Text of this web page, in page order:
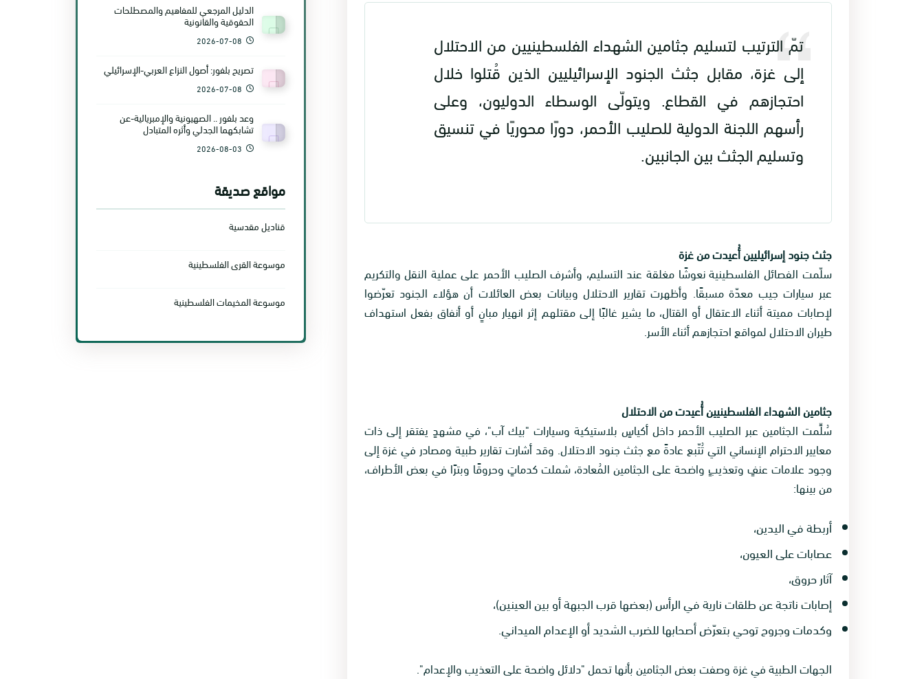
تمّ الترتيب لتسليم جثامين الشهداء الفلسطينيين من الاحتلال
إلى غزة، مقابل جثث الجنود الإسرائيليين الذين قُتلوا خلال
احتجازهم في القطاع. ويتولّى الوسطاء الدوليون، وعلى
رأسهم اللجنة الدولية للصليب الأحمر، دورًا محوريًا في تنسيق
وتسليم الجثث بين الجانبين.
جثث جنود إسرائيليين أُعيدت من غزة
سلّمت الفصائل الفلسطينية نعوشًا مغلقة عند التسليم، وأشرف الصليب الأحمر على عملية النقل والتكريم
عبر سيارات جيب معدّة مسبقًا. وأظهرت تقارير الاحتلال وبيانات بعض العائلات أن هؤلاء الجنود تعرّضوا
لإصابات مميتة أثناء الاعتقال أو القتال، ما يشير غالبًا إلى مقتلهم إثر انهيار مبانٍ أو أنفاق بفعل استهداف
طيران الاحتلال لمواقع احتجازهم أثناء الأسر.
جثامين الشهداء الفلسطينيين أُعيدت من الاحتلال
سُلِّمت الجثامين عبر الصليب الأحمر داخل أكياسٍ بلاستيكية وسيارات "بيك آب"، في مشهدٍ يفتقر إلى ذات
معايير الاحترام الإنساني التي تُتّبع عادةً مع جثث جنود الاحتلال. وقد أشارت تقارير طبية ومصادر في غزة إلى
وجود علامات عنفٍ وتعذيبٍ واضحة على الجثامين المُعادة، شملت كدماتٍ وحروقًا وبترًا في بعض الأطراف،
من بينها:
أربطة في اليدين،
عصابات على العيون،
آثار حروق،
إصابات ناتجة عن طلقات نارية في الرأس (بعضها قرب الجبهة أو بين العينين)،
وكدمات وجروح توحي بتعرّض أصحابها للضرب الشديد أو الإعدام الميداني.
الجهات الطبية في غزة وصفت بعض الجثامين بأنها تحمل "دلائل واضحة على التعذيب والإعدام".
الدليل المرجعي للمفاهيم والمصطلحات
الحقوقية والقانونية
2026-07-08
تصريح بلفور: أصول النزاع العربي-الإسرائيلي
2026-07-08
وعد بلفور .. الصهيونية والإمبريالية-عن
تشابكهما الجدلي وأثره المتبادل
2026-08-03
مواقع صديقة
قناديل مقدسية
موسوعة القرى الفلسطينية
موسوعة المخيمات الفلسطينية